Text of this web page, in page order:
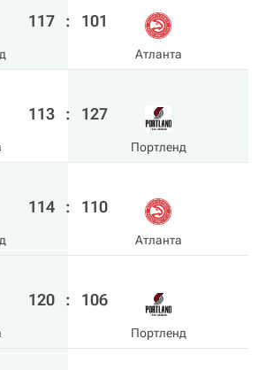
117 : 101
Атланта
113 : 127
Портленд
114 : 110
Атланта
120 : 106
Портленд